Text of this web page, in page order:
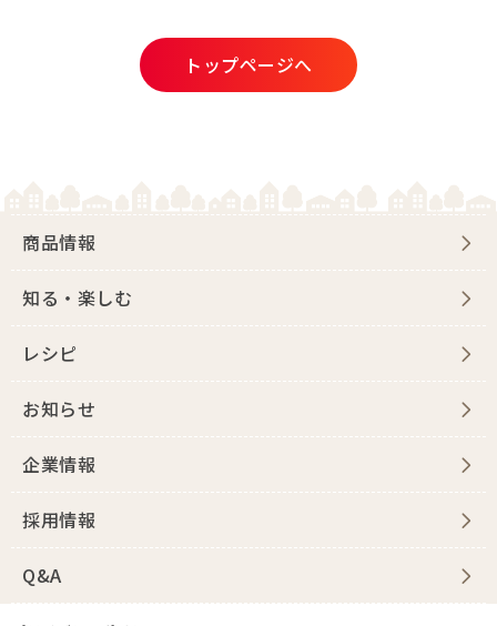
Q&A
お問い合わせ
トップページへ
商品情報
知る・楽しむ
レシピ
お知らせ
企業情報
採用情報
Q&A